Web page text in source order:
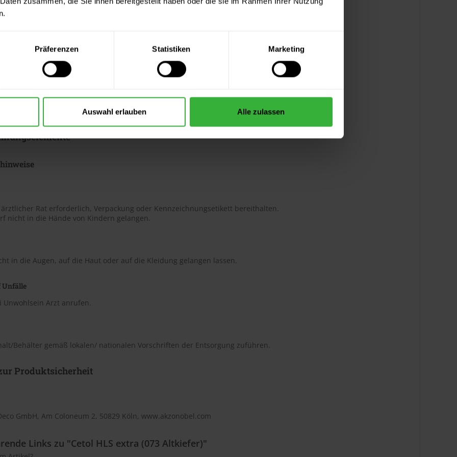
Präferenzen Statistiken Marketing
Auswahl erlauben Alle zulassen
& Dokumente
(PDF)
Merkblätter
Merkblatt (PDF)
ärztlicher Rat erforderlich, Verpackung oder Kennzeichnungsetikett bereithalten.
nicht in die Hände von Kindern gelangen.
in die Augen, auf die Haut oder auf die Kleidung gelangen lassen.
Unfälle
Unwohlsein Arzt anrufen.
Behälter gemäß lokalen/ nationalen Vorschriften der Entsorgung zuführen.
Produktsicherheit
GmbH, Am Coloneum 2, 50829 Köln, www.akzonobel.com
Links zu "Cetol HLS extra (073 Altkiefer)"